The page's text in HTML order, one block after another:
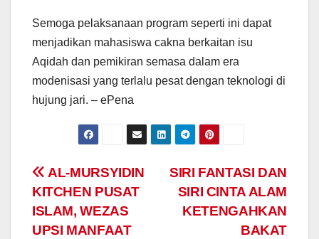
Semoga pelaksanaan program seperti ini dapat
menjadikan mahasiswa cakna berkaitan isu
Aqidah dan pemikiran semasa dalam era
modenisasi yang terlalu pesat dengan teknologi di
hujung jari. – ePena
Navigasi
kiriman
SIRI FANTASI DAN
SIRI CINTA ALAM
KETENGAHKAN
BAKAT
AL-MURSYIDIN
KITCHEN PUSAT
ISLAM, WEZAS
UPSI MANFAAT